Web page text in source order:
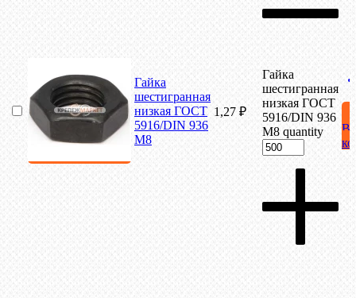
Гайка
шестигранная
низкая ГОСТ
5916/DIN 936
М8
1,27 ₽
Гайка
шестигранная
низкая ГОСТ
5916/DIN 936
М8 quantity
В